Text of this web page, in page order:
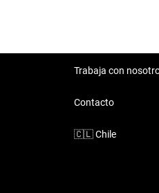
Trabaja con
Contacto
🇨🇱Chile